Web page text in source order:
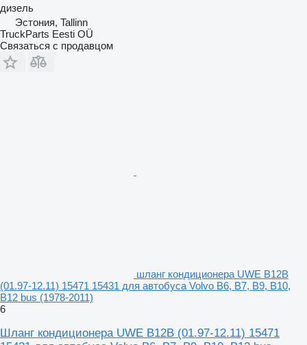
дизель
Эстония, Tallinn
TruckParts Eesti OÜ
Связаться с продавцом
шланг кондиционера UWE B12B
(01.97-12.11) 15471 15431 для автобуса Volvo B6, B7, B9, B10,
B12 bus (1978-2011)
6
Шланг кондиционера UWE B12B (01.97-12.11) 15471